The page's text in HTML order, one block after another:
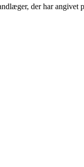
der har angivet